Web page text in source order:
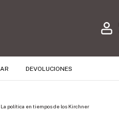
DEVOLUCIONES
La política en tiempos de los Kirchner